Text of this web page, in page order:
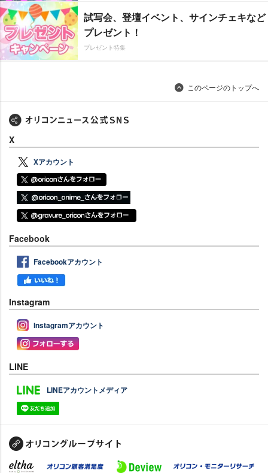
試写会、登壇イベント、サインチェキなど
プレゼント！
プレゼント特集
このページのトップへ
X
Xアカウント
Facebook
Facebookアカウント
Instagram
Instagramアカウント
LINE
LINEアカウントメディア